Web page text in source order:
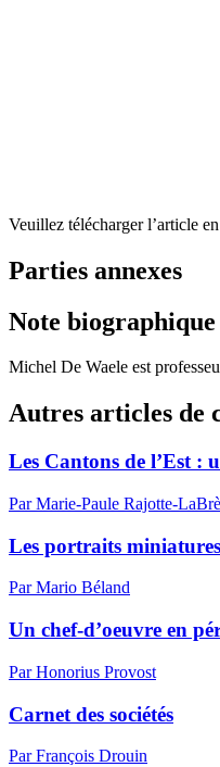
Veuillez télécharger l’article
Parties annexes
Note biographique
Michel De Waele est
Autres articles de
Les Cantons de l’Est :
Par Marie-Paule Rajotte-
Les portraits miniatures
Par Mario Béland
Un chef-d’oeuvre en
Par Honorius Provost
Carnet des sociétés
Par François Drouin